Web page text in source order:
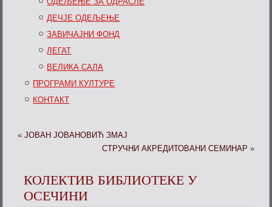
ДЕЧЈЕ ОДЕЉЕЊЕ
ЗАВИЧАЈНИ ФОНД
ЛЕГАТ
ВЕЛИКА САЛА
ПРОГРАМИ КУЛТУРЕ
КОНТАКТ
«ЈОВАН ЈОВАНОВИЋ ЗМАЈ
СТРУЧНИ АКРЕДИТОВАНИ СЕМИНАР »
КОЛЕКТИВ БИБЛИОТЕКЕ У
ОСЕЧИНИ